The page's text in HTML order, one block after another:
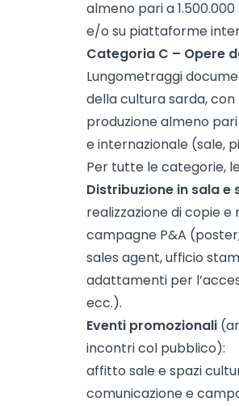
almeno pari a
e/o su piattaforme
Categoria C – Opere
Lungometraggi
della cultura sarda,
produzione almeno
e internazionale (sale,
Per tutte le categorie,
Distribuzione in sala
realizzazione di copie
campagne P&A
sales agent, ufficio
adattamenti per
ecc.).
Eventi promozionali
incontri col pubblico):
affitto sale e spazi
comunicazione e